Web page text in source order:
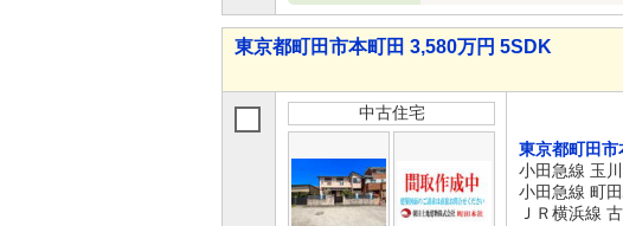
東京都町田市本町田 3,580万円 5SDK
中古住宅
東京都町田市
小田急線 玉
小田急線 町
ＪＲ横浜線